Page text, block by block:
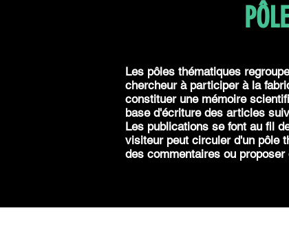
Les pôles thématiques
chercheur à participer à la
constituer une mémoire
base d'écriture des articles
Les publications se font au fil
visiteur peut circuler d'un pôle
des commentaires ou